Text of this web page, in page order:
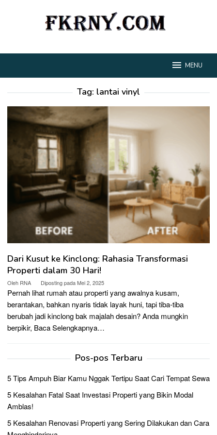
MENU
Tag: lantai vinyl
Dari Kusut ke Kinclong: Rahasia Transformasi
Properti dalam 30 Hari!
Oleh RNA Diposting padaMei 2, 2025
Pernah lihat rumah atau properti yang awalnya kusam,
berantakan, bahkan nyaris tidak layak huni, tapi tiba-tiba
berubah jadi kinclong bak majalah desain? Anda mungkin
berpikir, Baca Selengkapnya…
Pos-pos Terbaru
5 Tips Ampuh Biar Kamu Nggak Tertipu Saat Cari Tempat Sewa
5 Kesalahan Fatal Saat Investasi Properti yang Bikin Modal
Amblas!
5 Kesalahan Renovasi Properti yang Sering Dilakukan dan Cara